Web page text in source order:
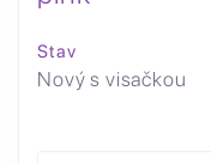
Stav
Nový s visačkou